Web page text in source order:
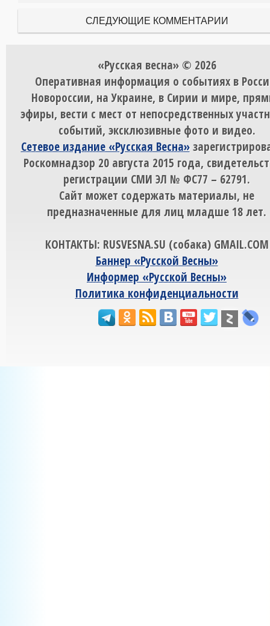
СЛЕДУЮЩИЕ КОММЕНТАРИИ
«Русская весна» © 2026
Оперативная информация о событиях в
Новороссии, на Украине, в Сирии и мире,
эфиры, вести с мест от непосредственных
событий, эксклюзивные фото и видео.
Сетевое издание «Русская Весна»
Роскомнадзор 20 августа 2015 года,
регистрации СМИ ЭЛ № ФС77 – 62791.
Сайт может содержать материалы, не
предназначенные для лиц младше 18 лет.
КОНТАКТЫ: RUSVESNA.SU (собака) GMAIL.COM
Баннер «Русской Весны»
Информер «Русской Весны»
Политика конфиденциальности